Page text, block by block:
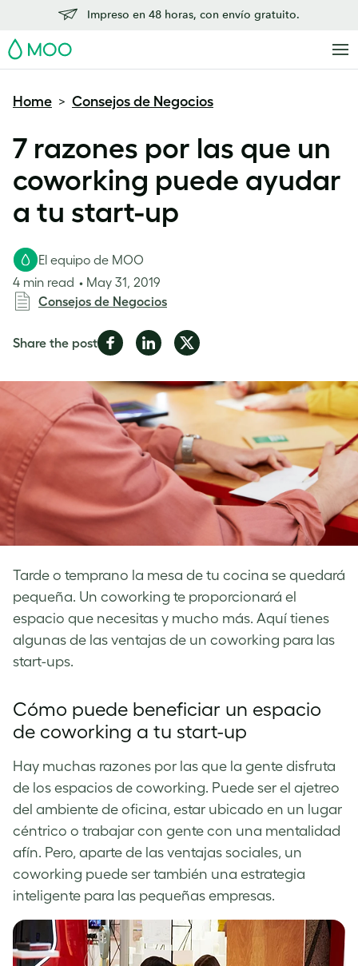
Impreso en 48 horas, con envío gratuito.
MOO
Home > Consejos de Negocios
7 razones por las que un
coworking puede ayudar
a tu start-up
El equipo de MOO
4 min read
May 31, 2019
Consejos de Negocios
Share the postShare
Facebook
Share
LinkedIn
Share
Twitter
Tarde o temprano la mesa de tu cocina se quedará
pequeña. Un coworking te proporcionará el
espacio que necesitas y mucho más. Aquí tienes
algunas de las ventajas de un coworking para las
start-ups.
Cómo puede beneficiar un espacio
de coworking a tu start-up
Hay muchas razones por las que la gente disfruta
de los espacios de coworking. Puede ser el ajetreo
del ambiente de oficina, estar ubicado en un lugar
céntrico o trabajar con gente con una mentalidad
afín. Pero, aparte de las ventajas sociales, un
coworking puede ser también una estrategia
inteligente para las pequeñas empresas.